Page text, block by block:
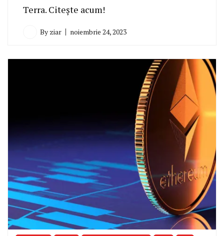
Terra. Citește acum!
By ziar noiembrie 24, 2023